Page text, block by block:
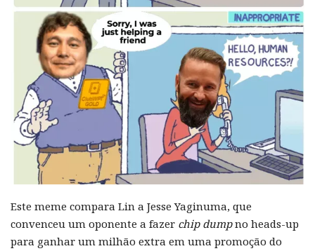
Este meme compara Lin a Jesse Yaginuma, que
convenceu um oponente a fazer chip dumpno heads-up
para ganhar um milhão extra em uma promoção do